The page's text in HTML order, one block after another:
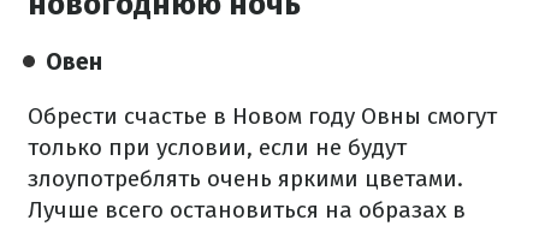
Овен
Обрести счастье в Новом году Овны смогут
только при условии, если не будут
злоупотреблять очень яркими цветами.
Лучше всего остановиться на образах в